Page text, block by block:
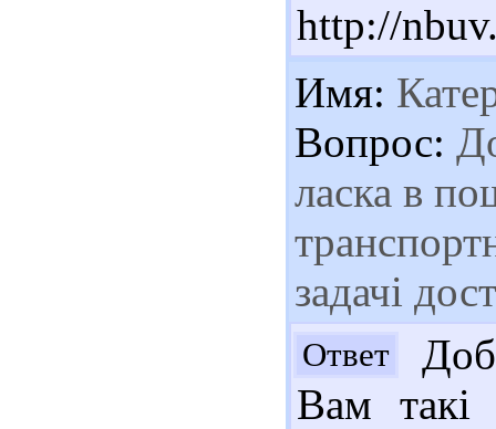
http://
Имя:
Вопрос:
ласка в
задачі
Ответ
Вам